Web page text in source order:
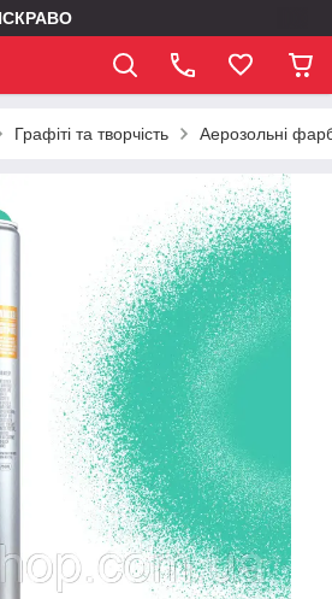
Графіті та творчість Аерозольні